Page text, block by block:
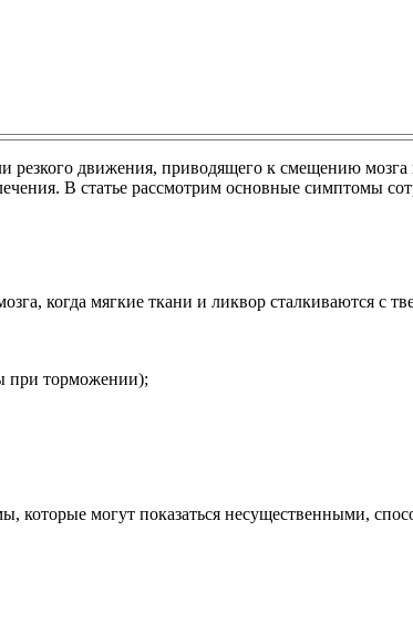
резкого движения, приводящего к смещению
В статье рассмотрим основные симптомы
когда мягкие ткани и ликвор сталкиваются с
при торможении);
которые могут показаться несущественными,